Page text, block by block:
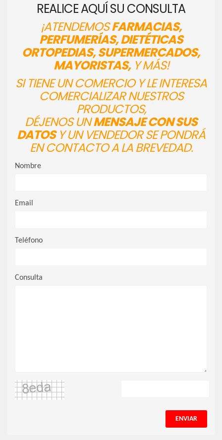
REALICE AQUÍ SU CONSULTA
¡ATENDEMOSFARMACIAS,
PERFUMERÍAS, DIETÉTICAS
ORTOPEDIAS, SUPERMERCADOS,
MAYORISTAS,Y MÁS!
SI TIENE UN COMERCIO Y LE INTERESA
COMERCIALIZAR NUESTROS
PRODUCTOS,
DÉJENOS UNMENSAJE CON SUS
DATOSY UN VENDEDOR SE PONDRÁ
EN CONTACTO A LA BREVEDAD.
Nombre
Email
Teléfono
Consulta
ENVIAR